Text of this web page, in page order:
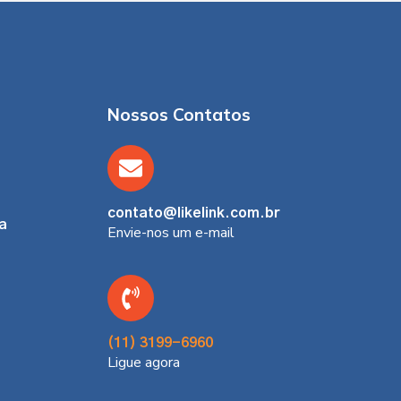
Nossos Contatos
contato@likelink.com.br
Envie-nos um e-mail
(11) 3199-6960
Ligue agora